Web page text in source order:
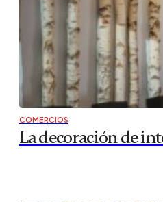
COMERCIOS
La decoración de